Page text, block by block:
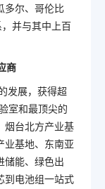
多尔、哥伦比
并与其中上百
商
发展，获得超
室和最顶尖的
烟台北方产业基
业基地、东南亚
储能、绿色出
到电池组一站式